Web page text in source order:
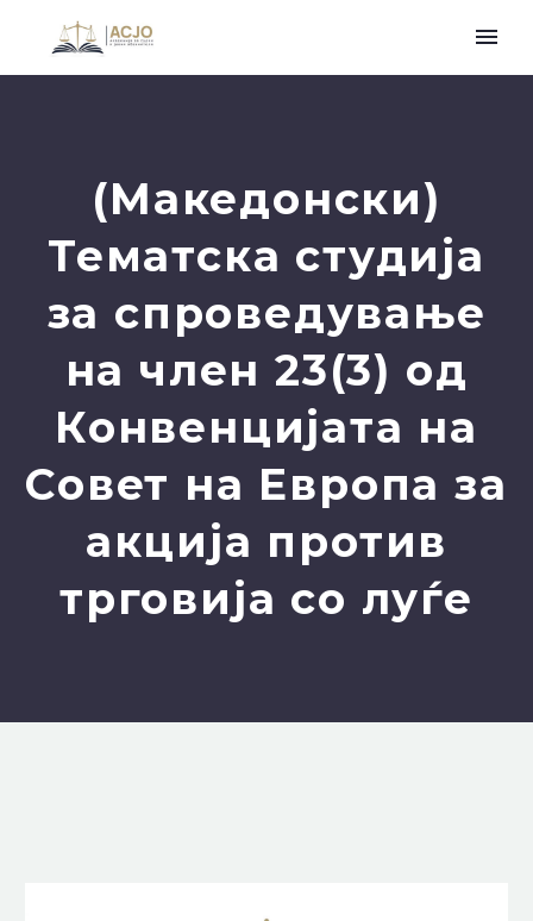
(Македонски)
Тематска студија
за спроведување
на член 23(3) од
Конвенцијата на
Совет на Европа за
акција против
трговија со луѓе